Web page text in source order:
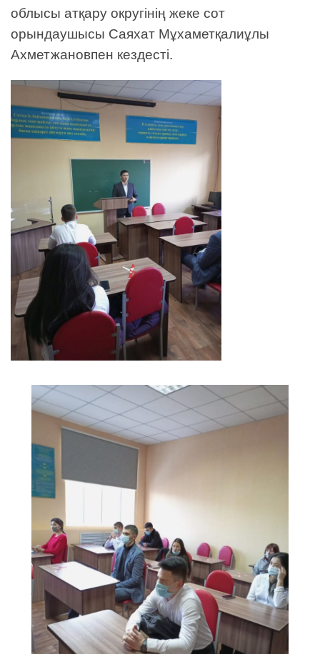
облысы атқару округінің жеке сот
орындаушысы Саяхат Мұхаметқалиұлы
Ахметжановпен кездесті.